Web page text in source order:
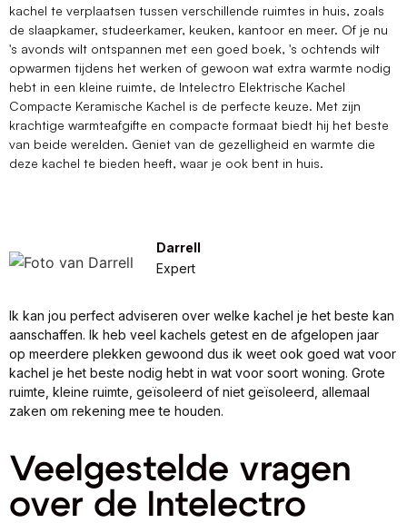
kachel te verplaatsen tussen verschillende ruimtes in huis, zoals
de slaapkamer, studeerkamer, keuken, kantoor en meer. Of je nu
's avonds wilt ontspannen met een goed boek, 's ochtends wilt
opwarmen tijdens het werken of gewoon wat extra warmte nodig
hebt in een kleine ruimte, de Intelectro Elektrische Kachel
Compacte Keramische Kachel is de perfecte keuze. Met zijn
krachtige warmteafgifte en compacte formaat biedt hij het beste
van beide werelden. Geniet van de gezelligheid en warmte die
deze kachel te bieden heeft, waar je ook bent in huis.
Darrell
Expert
Ik kan jou perfect adviseren over welke kachel je het beste kan
aanschaffen. Ik heb veel kachels getest en de afgelopen jaar
op meerdere plekken gewoond dus ik weet ook goed wat voor
kachel je het beste nodig hebt in wat voor soort woning. Grote
ruimte, kleine ruimte, geïsoleerd of niet geïsoleerd, allemaal
zaken om rekening mee te houden.
Veelgestelde vragen
over de Intelectro